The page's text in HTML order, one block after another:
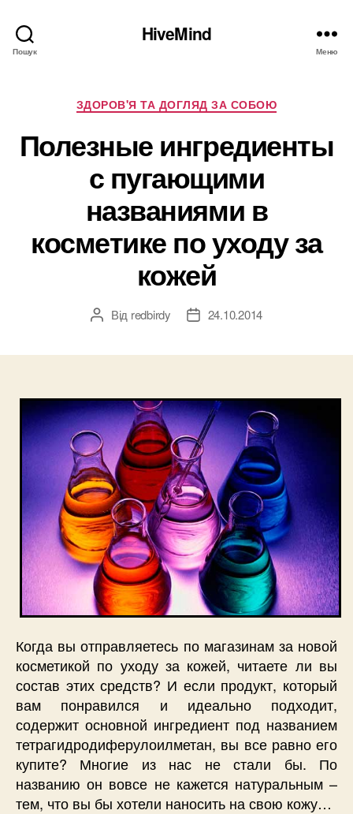
Пошук
HiveMind
Меню
Категорії
ЗДОРОВ'Я ТА ДОГЛЯД ЗА СОБОЮ
Полезные ингредиенты
с пугающими
названиями в
косметике по уходу за
кожей
Автор
Від redbirdy
Дата24.10.2014
Когда вы отправляетесь по магазинам за новой
косметикой по уходу за кожей, читаете ли вы
состав этих средств? И если продукт, который
вам понравился и идеально подходит,
содержит основной ингредиент под названием
тетрагидродиферулоилметан, вы все равно его
купите? Многие из нас не стали бы. По
названию он вовсе не кажется натуральным –
тем, что вы бы хотели наносить на свою кожу…